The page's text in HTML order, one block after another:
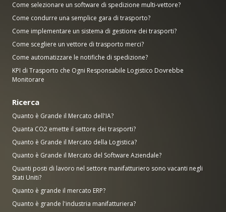
Come selezionare un software di spedizione multi-vettore?
Come condurre una semplice gara di trasporto?
Come implementare un sistema di gestione dei trasporti?
Come scegliere un vettore di trasporto merci?
Come automatizzare le notifiche di spedizione?
KPI di Trasporto che Ogni Responsabile Logistico Dovrebbe
Monitorare
Ricerca
Quanto è Grande il Mercato dell'IA?
Quanta CO2 emette il settore dei trasporti?
Quanto è Grande il Mercato della Logistica?
Quanto è Grande il Mercato del Software Aziendale?
Quanti posti di lavoro nel settore manifatturiero sono vacanti negli
Stati Uniti?
Quanto è grande il mercato ERP?
Quanto è grande l'industria manifatturiera?